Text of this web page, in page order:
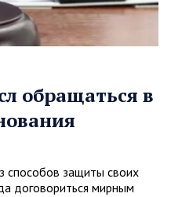
обращаться в
способов защиты своих
договориться мирным